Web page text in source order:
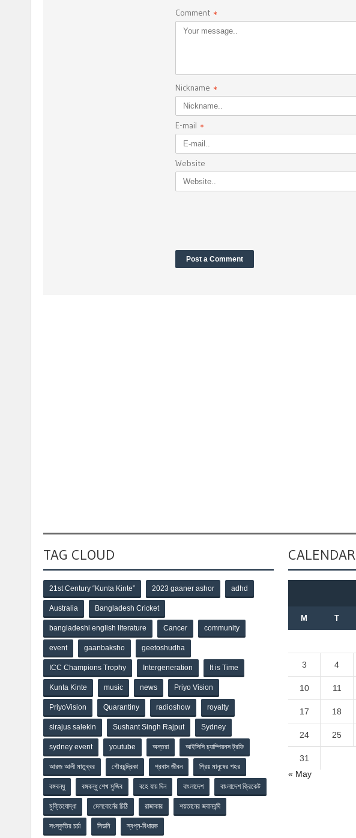
Comment *
Nickname *
E-mail *
Website
TAG CLOUD
21st Century “Kunta Kinte” 2023 gaaner ashor adhd
Australia Bangladesh Cricket
bangladeshi english literature Cancer community
event gaanbaksho geetoshudha
ICC Champions Trophy Intergeneration It is Time
Kunta Kinte music news Priyo Vision
PriyoVision Quarantiny radioshow royalty
sirajus salekin Sushant Singh Rajput Sydney
sydney event youtube অন্তরা আইসিসি চ্যাম্পিয়নস ট্রফি
আরজ আলী মাতুব্বর গৌরচন্দ্রিকা প্রবাস জীবন প্রিয় মানুষের শহর
বঙ্গবন্ধু বঙ্গবন্ধু শেখ মুজিব বহে যায় দিন বাংলাদেশ বাংলাদেশ ক্রিকেট
মুক্তিযোদ্ধা মেলবোর্নের চিঠি রাজাকার শয়তানের জবানবন্দি
সংস্কৃতির চর্চা সিডনি স্বপ্ন-বিধায়ক
CALENDAR
M T
3 4
10 11
17 18
24 25
31
« May